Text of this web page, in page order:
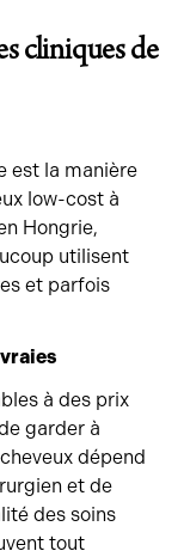
cliniques de
est la manière
low-cost à
Hongrie,
utilisent
et parfois
à des prix
garder à
dépend
et de
des soins
tout